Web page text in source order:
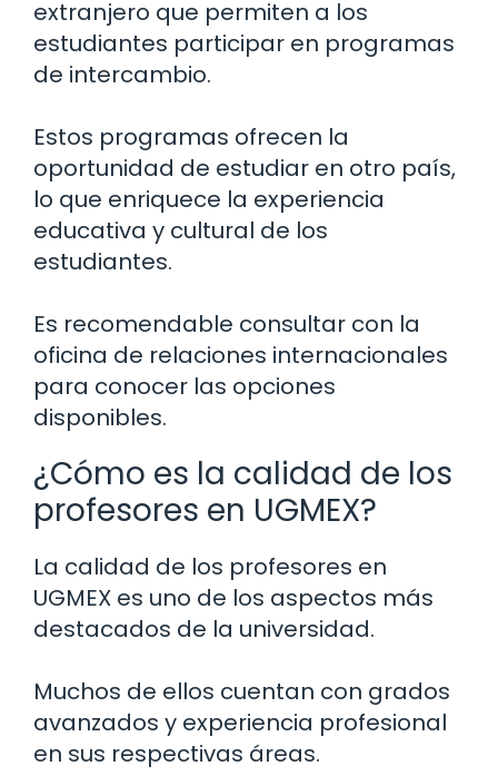
extranjero que permiten a los
estudiantes participar en programas
de intercambio.
Estos programas ofrecen la
oportunidad de estudiar en otro país,
lo que enriquece la experiencia
educativa y cultural de los
estudiantes.
Es recomendable consultar con la
oficina de relaciones internacionales
para conocer las opciones
disponibles.
¿Cómo es la calidad de los
profesores en UGMEX?
La calidad de los profesores en
UGMEX es uno de los aspectos más
destacados de la universidad.
Muchos de ellos cuentan con grados
avanzados y experiencia profesional
en sus respectivas áreas.